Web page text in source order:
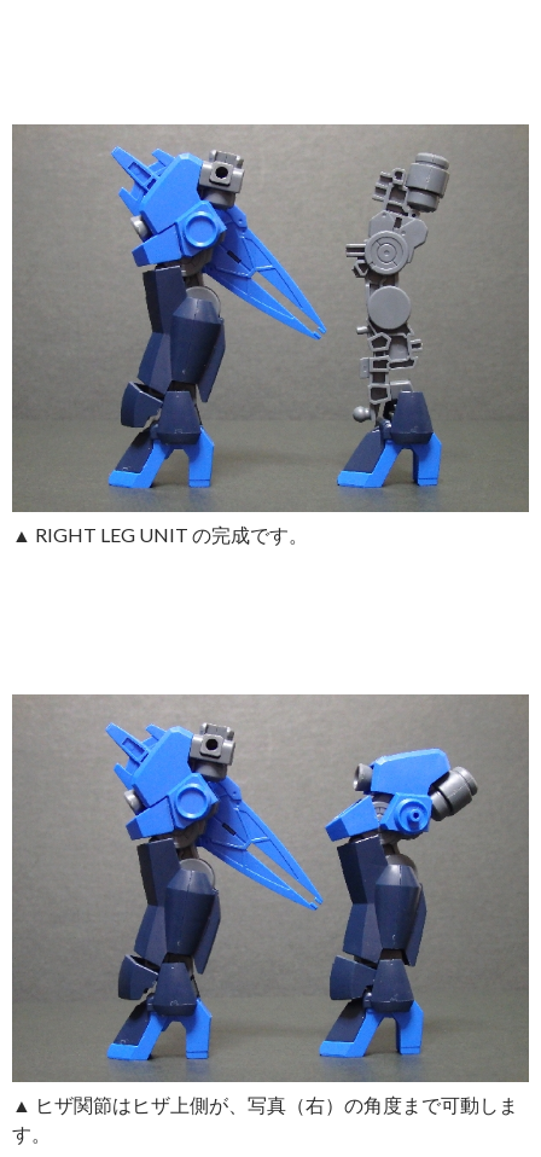
▲ RIGHT LEG UNIT の完成です。
▲ ヒザ関節はヒザ上側が、写真（右）の角度まで可動しま
す。